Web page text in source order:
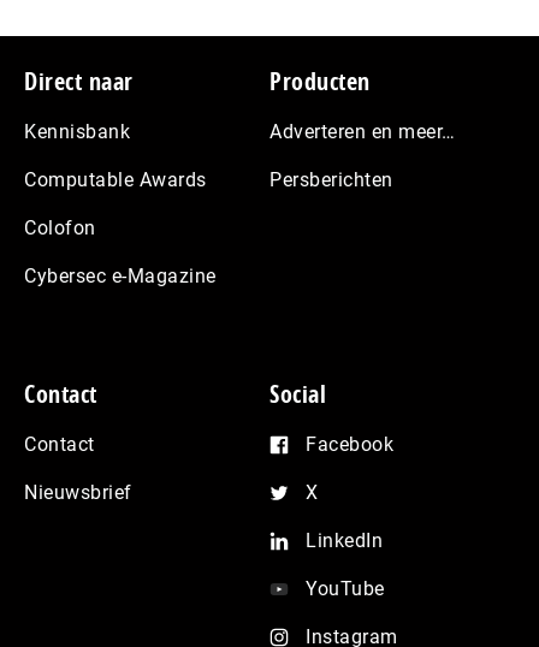
Footer
Direct naar
Kennisbank
Computable Awards
Colofon
Cybersec e-Magazine
Producten
Adverteren en meer…
Persberichten
Contact
Contact
Nieuwsbrief
Social
Facebook
X
LinkedIn
YouTube
Instagram